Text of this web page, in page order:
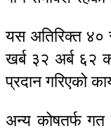
यस अतिरिक्त ४०
खर्ब ३२ अर्ब ६२
प्रदान गरिएको
अन्य कोषतर्फ गत